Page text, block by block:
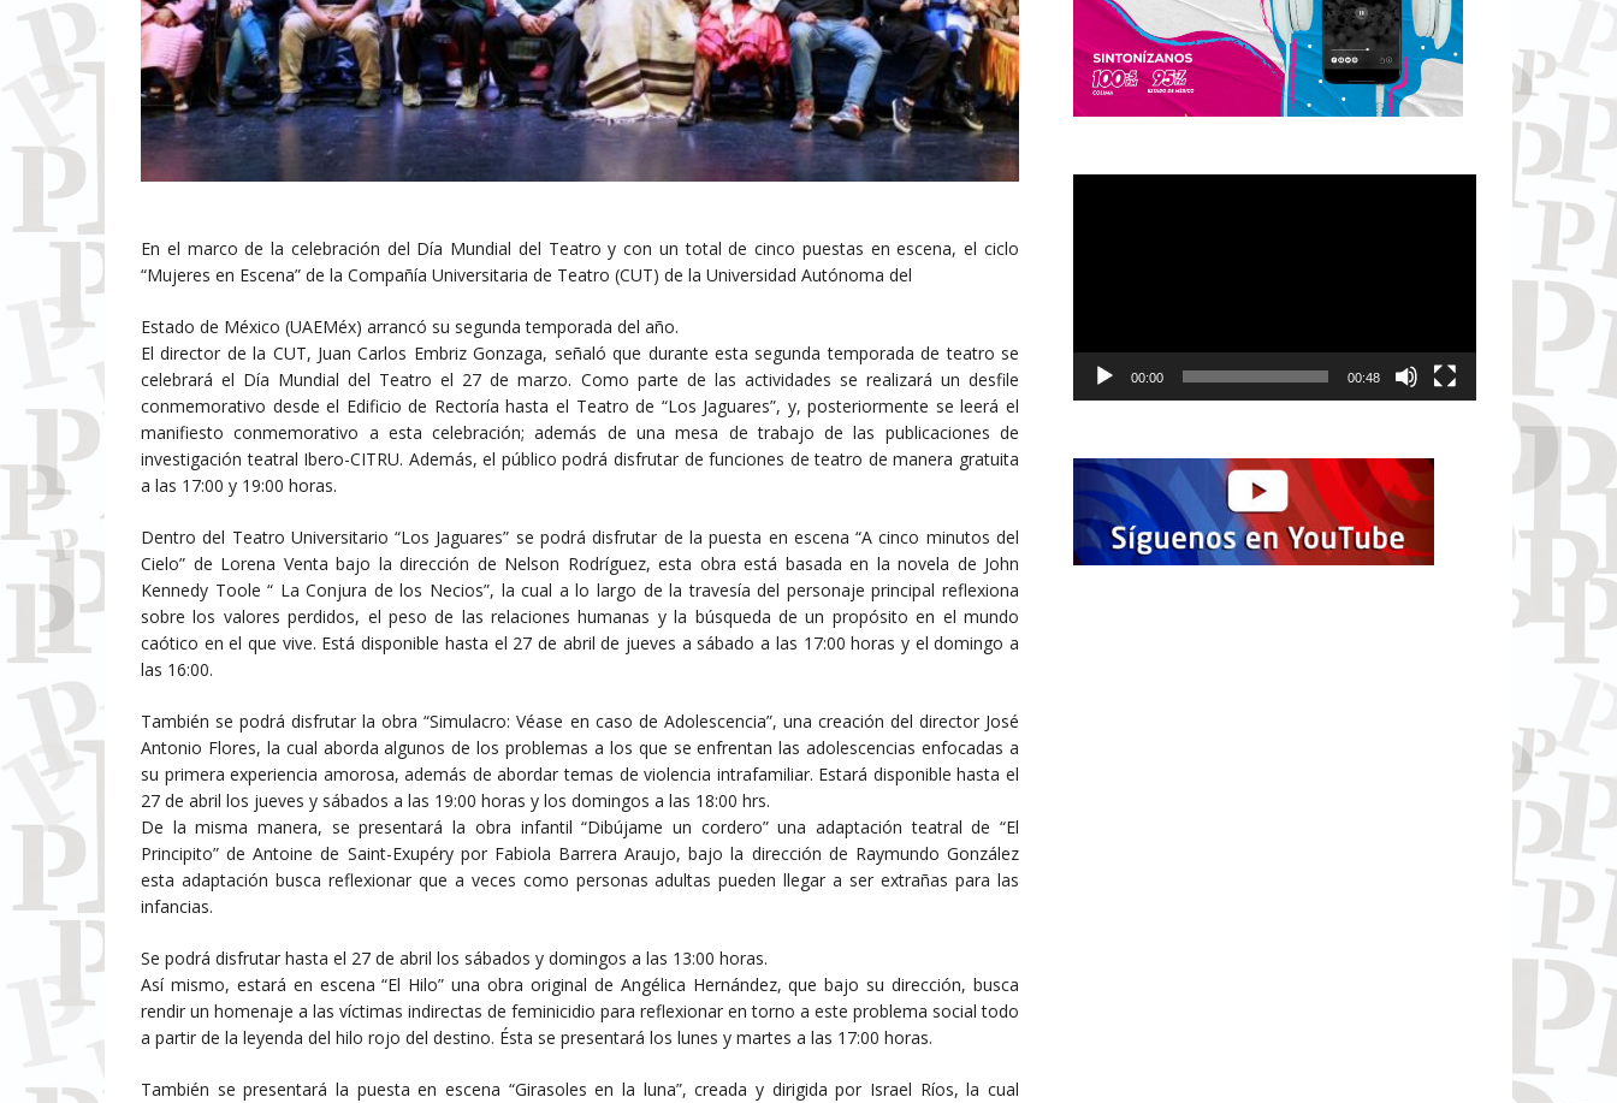
En el marco de la celebración del Día Mundial del Teatro y con un total de cinco puestas en escena, el ciclo
“Mujeres en Escena” de la Compañía Universitaria de Teatro (CUT) de la Universidad Autónoma del
Estado de México (UAEMéx) arrancó su segunda temporada del año.
El director de la CUT, Juan Carlos Embriz Gonzaga, señaló que durante esta segunda temporada de teatro se
celebrará el Día Mundial del Teatro el 27 de marzo. Como parte de las actividades se realizará un desfile
conmemorativo desde el Edificio de Rectoría hasta el Teatro de “Los Jaguares”, y, posteriormente se leerá el
manifiesto conmemorativo a esta celebración; además de una mesa de trabajo de las publicaciones de
investigación teatral Ibero-CITRU. Además, el público podrá disfrutar de funciones de teatro de manera gratuita
a las 17:00 y 19:00 horas.
Dentro del Teatro Universitario “Los Jaguares” se podrá disfrutar de la puesta en escena “A cinco minutos del
Cielo” de Lorena Venta bajo la dirección de Nelson Rodríguez, esta obra está basada en la novela de John
Kennedy Toole “ La Conjura de los Necios”, la cual a lo largo de la travesía del personaje principal reflexiona
sobre los valores perdidos, el peso de las relaciones humanas y la búsqueda de un propósito en el mundo
caótico en el que vive. Está disponible hasta el 27 de abril de jueves a sábado a las 17:00 horas y el domingo a
las 16:00.
También se podrá disfrutar la obra “Simulacro: Véase en caso de Adolescencia”, una creación del director José
Antonio Flores, la cual aborda algunos de los problemas a los que se enfrentan las adolescencias enfocadas a
su primera experiencia amorosa, además de abordar temas de violencia intrafamiliar. Estará disponible hasta el
27 de abril los jueves y sábados a las 19:00 horas y los domingos a las 18:00 hrs.
De la misma manera, se presentará la obra infantil “Dibújame un cordero” una adaptación teatral de “El
Principito” de Antoine de Saint-Exupéry por Fabiola Barrera Araujo, bajo la dirección de Raymundo González
esta adaptación busca reflexionar que a veces como personas adultas pueden llegar a ser extrañas para las
infancias.
Se podrá disfrutar hasta el 27 de abril los sábados y domingos a las 13:00 horas.
Así mismo, estará en escena “El Hilo” una obra original de Angélica Hernández, que bajo su dirección, busca
rendir un homenaje a las víctimas indirectas de feminicidio para reflexionar en torno a este problema social todo
a partir de la leyenda del hilo rojo del destino. Ésta se presentará los lunes y martes a las 17:00 horas.
También se presentará la puesta en escena “Girasoles en la luna”, creada y dirigida por Israel Ríos, la cual
00:00 00:48